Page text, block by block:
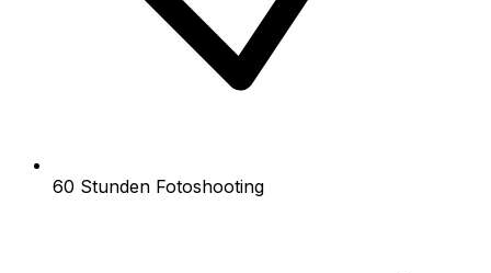
60 Stunden Fotoshooting